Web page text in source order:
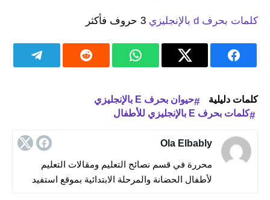
كلمات بحرف d بالإنجليزي
كلمات دليلية
حيوان بحرف E بالإنجليزي
كلمات بحرف E بالإنجليزي للأطفال
Ola Elbably
محررة في قسم نصائح التعليم ومقالات التعليم
لأطفال الحضانة والمرحلة الابتدائية بموقع استفيد